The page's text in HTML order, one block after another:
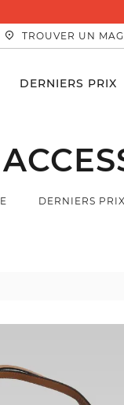
TROUVER UN
DERNIERS PRIX
DERNIERS